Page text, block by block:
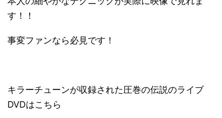
す！！
事変ファンなら必見です！
キラーチューンが収録された圧巻の伝説のライブ
DVDはこちら